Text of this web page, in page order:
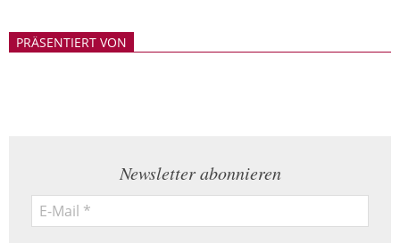
21PRÄSENTIERT VON
Newsletter abonnieren